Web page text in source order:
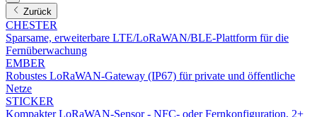
Zurück
CHESTER
Sparsame, erweiterbare LTE/LoRaWAN/BLE-Plattform für die
Fernüberwachung
EMBER
Robustes LoRaWAN-Gateway (IP67) für private und öffentliche
Netze
STICKER
Kompakter LoRaWAN-Sensor - NFC- oder Fernkonfiguration, 2+